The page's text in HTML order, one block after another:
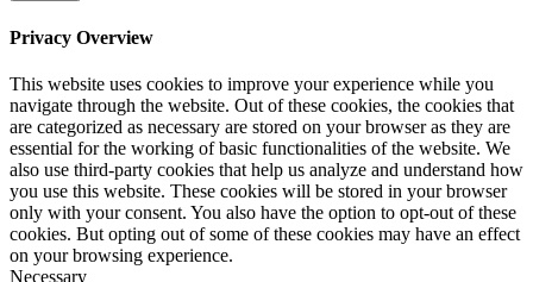
Privacy Overview
This website uses cookies to improve your experience while you
navigate through the website. Out of these cookies, the cookies that
are categorized as necessary are stored on your browser as they are
essential for the working of basic functionalities of the website. We
also use third-party cookies that help us analyze and understand how
you use this website. These cookies will be stored in your browser
only with your consent. You also have the option to opt-out of these
cookies. But opting out of some of these cookies may have an effect
on your browsing experience.
Necessary